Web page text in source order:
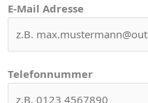
E-Mail Adresse
Telefonnummer